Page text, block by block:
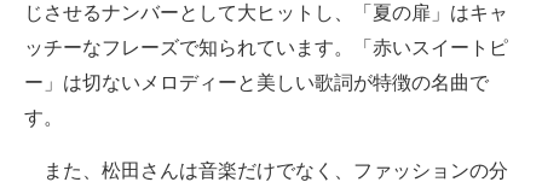
じさせるナンバーとして大ヒットし、「夏の扉」はキャ
ッチーなフレーズで知られています。「赤いスイートピ
ー」は切ないメロディーと美しい歌詞が特徴の名曲で
す。
また、松田さんは音楽だけでなく、ファッションの分